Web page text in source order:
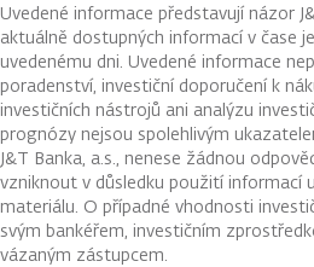
Uvedené informace představují názor
aktuálně dostupných informací v čase
uvedenému dni. Uvedené informace
poradenství, investiční doporučení k
investičních nástrojů ani analýzu
prognózy nejsou spolehlivým
J&T Banka, a.s., nenese žádnou
vzniknout v důsledku použití informací
materiálu. O případné vhodnosti
svým bankéřem, investičním
vázaným zástupcem.